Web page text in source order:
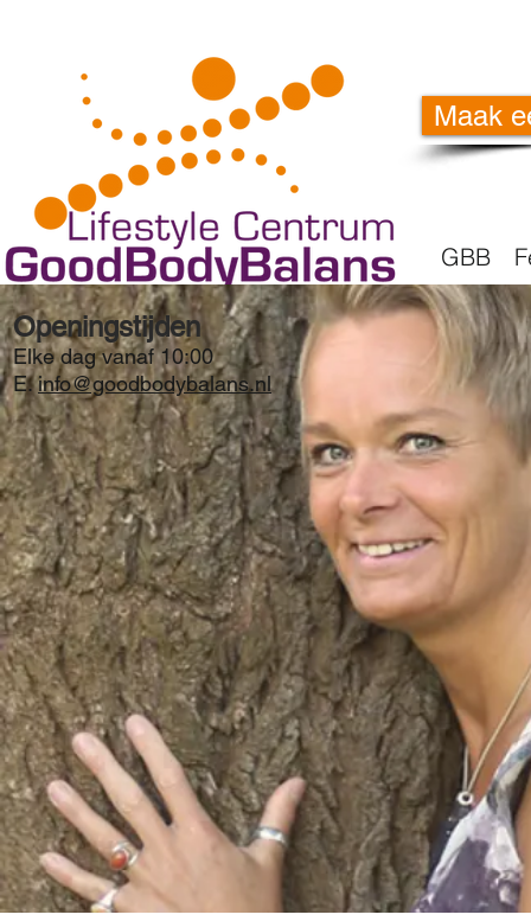
Maak
GBB
Openingstijden
Elke dag vanaf 10:00
E.info@goodbodybalans.nl